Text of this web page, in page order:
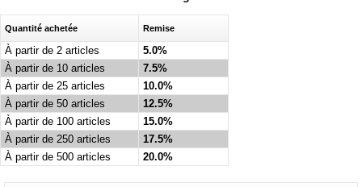
Quantité achetée Remise
À partir de 2 articles
5.0%
À partir de 10 articles
7.5%
À partir de 25 articles
10.0%
À partir de 50 articles
12.5%
À partir de 100 articles
15.0%
À partir de 250 articles
17.5%
À partir de 500 articles
20.0%